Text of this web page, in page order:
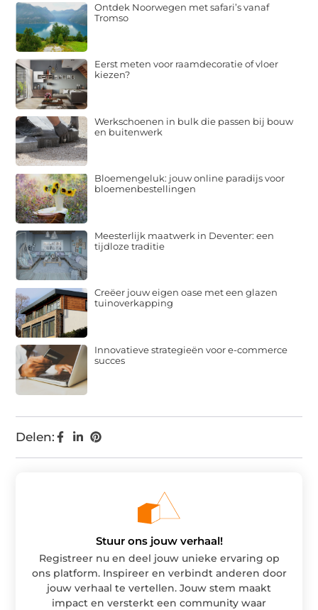
Delen:
Ontdek Noorwegen met safari’s vanaf
Tromso
Eerst meten voor raamdecoratie of vloer
kiezen?
Werkschoenen in bulk die passen bij bouw
en buitenwerk
Bloemengeluk: jouw online paradijs voor
bloemenbestellingen
Meesterlijk maatwerk in Deventer: een
tijdloze traditie
Creëer jouw eigen oase met een glazen
tuinoverkapping
Innovatieve strategieën voor e-commerce
succes
Stuur ons jouw verhaal!
Registreer nu en deel jouw unieke ervaring op
ons platform. Inspireer en verbindt anderen door
jouw verhaal te vertellen. Jouw stem maakt
impact en versterkt een community waar